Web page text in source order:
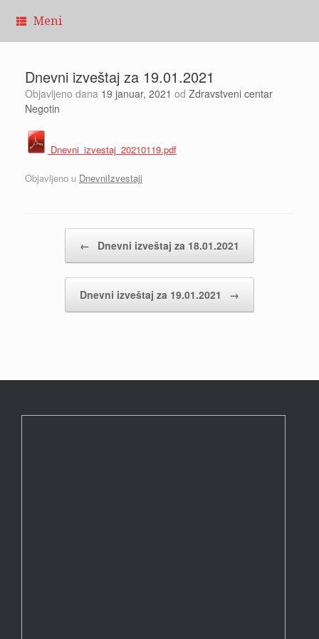
Meni
Dnevni izveštaj za 19.01.2021
Objavljeno dana 19 januar, 2021 od Zdravstveni centar
Negotin
Dnevni_izvestaj_20210119.pdf
Objavljeno u DnevniIzvestaji
← Dnevni izveštaj za 18.01.2021
Dnevni izveštaj za 19.01.2021 →